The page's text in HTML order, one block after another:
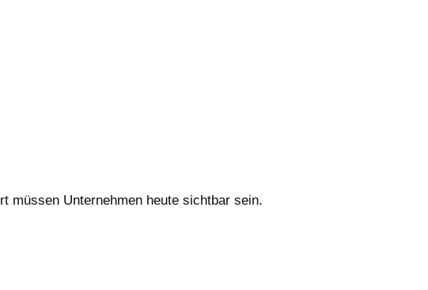
müssen Unternehmen heute sichtbar sein.